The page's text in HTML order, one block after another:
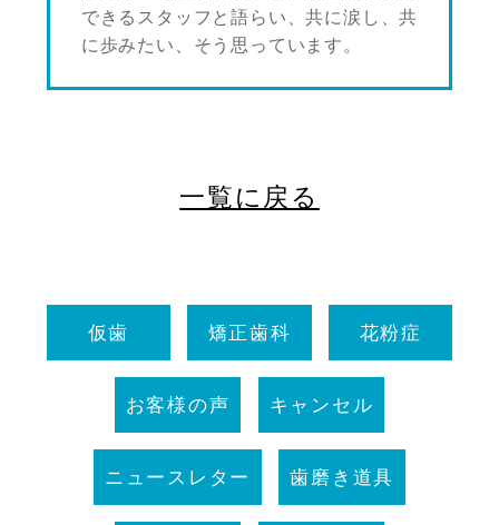
できるスタッフと語らい、共に涙し、共
に歩みたい、そう思っています。
一覧に戻る
仮歯 矯正歯科 花粉症
お客様の声 キャンセル
ニュースレター 歯磨き道具